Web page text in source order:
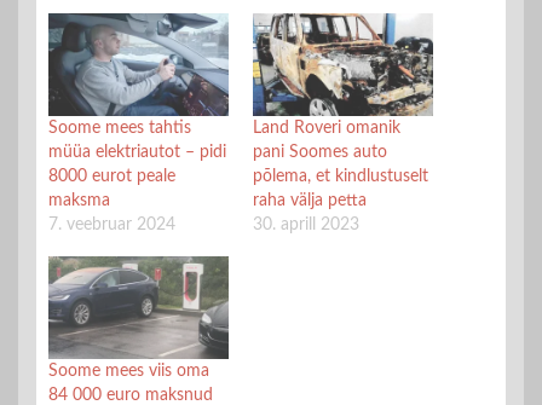
Soome mees tahtis
müüa elektriautot – pidi
8000 eurot peale
maksma
7. veebruar 2024
Land Roveri omanik
pani Soomes auto
põlema, et kindlustuselt
raha välja petta
30. aprill 2023
Soome mees viis oma
84 000 euro maksnud